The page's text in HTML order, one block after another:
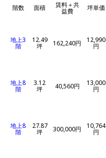
階数 面積 賃料＋共
益費 坪単価
地上3
階
12.49
坪 162,240円 12,990
円
地上8
階
3.12
坪 40,560円 13,000
円
地上8
階
27.87
坪 300,000円 10,764
円